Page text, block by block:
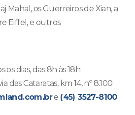
Mahal, os Guerreiros de Xian, a
Eiffel, e outros.
dias, das 8h às 18h
das Cataratas, km 14, nº 8.100
e (45) 3527-8100